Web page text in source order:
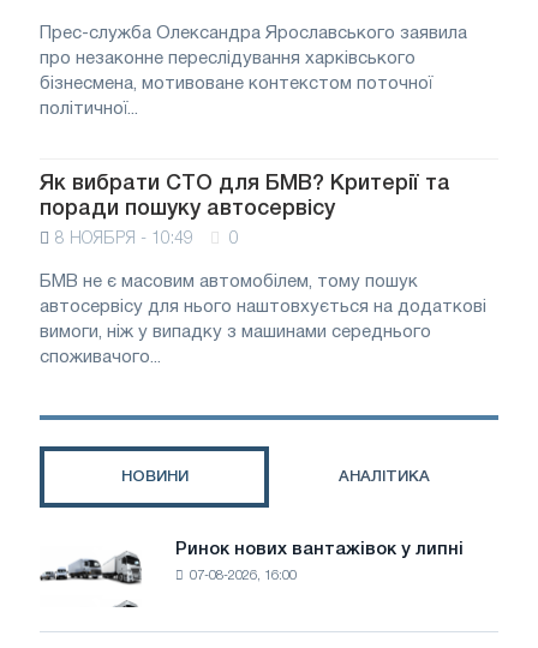
Прес-служба Олександра Ярославського заявила
про незаконне переслідування харківського
бізнесмена, мотивоване контекстом поточної
політичної...
Як вибрати СТО для БМВ? Критерії та
поради пошуку автосервісу
8 НОЯБРЯ - 10:49 0
БМВ не є масовим автомобілем, тому пошук
автосервісу для нього наштовхується на додаткові
вимоги, ніж у випадку з машинами середнього
споживачого...
НОВИНИ АНАЛІТИКА
Ринок
нових
вантажівок
у
Ринок нових вантажівок у липні
07-08-2026, 16:00